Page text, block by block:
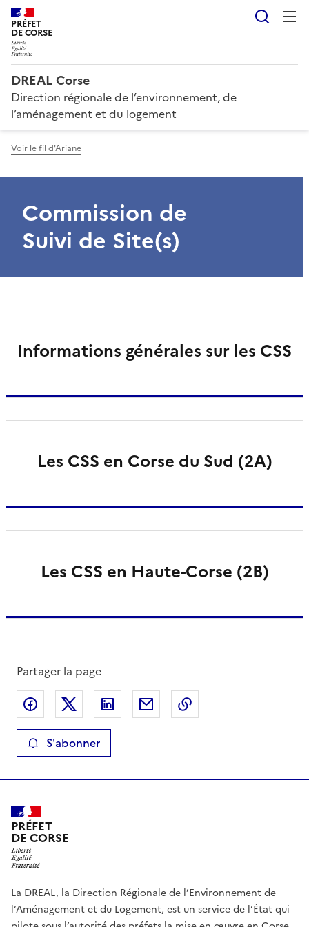
PRÉFET
DE CORSE
DREAL Corse
Direction régionale de l’environnement, de
l’aménagement et du logement
Voir le fil d'Ariane
Commission de
Suivi de Site(s)
Informations générales sur les CSS
Les CSS en Corse du Sud (2A)
Les CSS en Haute-Corse (2B)
Partager la page
Partager sur Facebook
Partager sur XPartager sur LinkedIn
Partager par email
S'abonner
PRÉFET
DE CORSE
La DREAL, la Direction Régionale de l’Environnement de
l’Aménagement et du Logement, est un service de l’État qui